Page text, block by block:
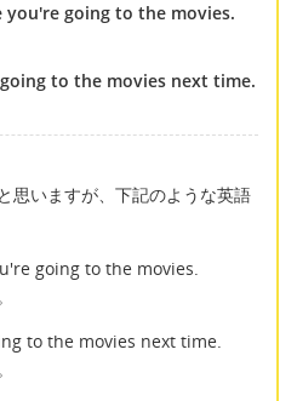
going to the movies.
to the movies next time.
思いますが、下記のような英語
going to the movies.
to the movies next time.